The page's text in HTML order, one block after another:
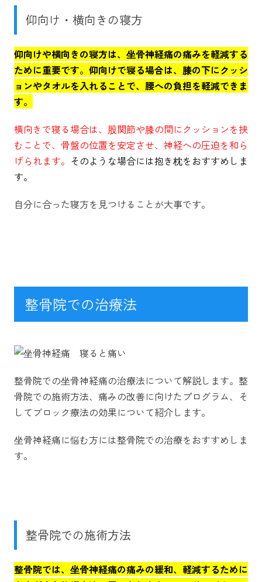
仰向け・横向きの寝方
仰向けや横向きの寝方は、坐骨神経痛の痛みを軽減する
ために重要です。仰向けで寝る場合は、膝の下にクッシ
ョンやタオルを入れることで、腰への負担を軽減できま
す。
横向きで寝る場合は、股関節や膝の間にクッションを挟
むことで、骨盤の位置を安定させ、神経への圧迫を和ら
げられます。 そのような場合には抱き枕をおすすめしま
す。
自分に合った寝方を見つけることが大事です。
整骨院での治療法
整骨院での坐骨神経痛の治療法について解説します。整
骨院での施術方法、痛みの改善に向けたプログラム、そ
してブロック療法の効果について紹介します。
坐骨神経痛に悩む方には整骨院での治療をおすすめしま
す。
整骨院での施術方法
整骨院では、坐骨神経痛の痛みの緩和、軽減するために